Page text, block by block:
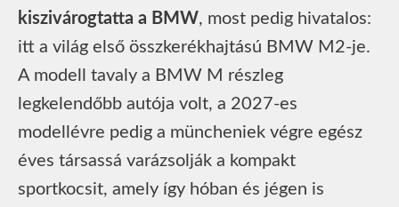
kiszivárogtatta a BMW, most pedig hivatalos:
itt a világ első összkerékhajtású BMW M2-je.
A modell tavaly a BMW M részleg
legkelendőbb autója volt, a 2027-es
modellévre pedig a müncheniek végre egész
éves társassá varázsolják a kompakt
sportkocsit, amely így hóban és jégen is